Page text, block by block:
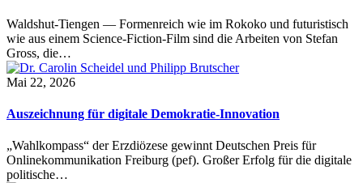
Waldshut-Tiengen — Formenreich wie im Rokoko und futuristisch
wie aus einem Science-Fiction-Film sind die Arbeiten von Stefan
Gross, die…
Mai 22, 2026
Auszeichnung für digitale Demokratie-Innovation
„Wahlkompass“ der Erzdiözese gewinnt Deutschen Preis für
Onlinekommunikation Freiburg (pef). Großer Erfolg für die digitale
politische…